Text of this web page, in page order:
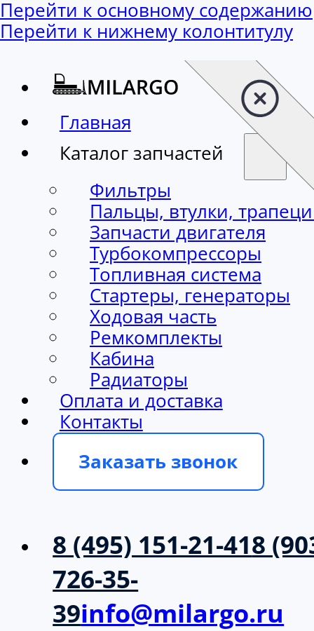
Перейти к основному содержанию
Перейти к нижнему колонтитулу
Главная
Каталог запчастей
Фильтры
Пальцы, втулки,
Запчасти двигателя
Турбокомпрессоры
Топливная система
Стартеры, генераторы
Ходовая часть
Ремкомплекты
Кабина
Радиаторы
Оплата и доставка
Контакты
Заказать звонок
8 (495) 151-21-418
726-35-
39info@milargo.ru